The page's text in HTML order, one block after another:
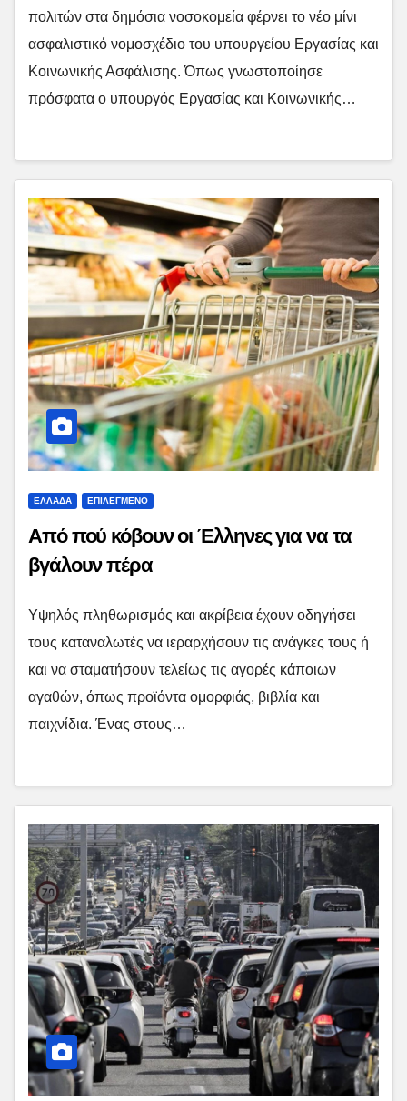
πολιτών στα δημόσια νοσοκομεία φέρνει το νέο μίνι
ασφαλιστικό νομοσχέδιο του υπουργείου Εργασίας και
Κοινωνικής Ασφάλισης. Όπως γνωστοποίησε
πρόσφατα ο υπουργός Εργασίας και Κοινωνικής…
ΕΛΛΑΔΑ ΕΠΙΛΕΓΜΕΝΟ
Από πού κόβουν οι Έλληνες για να τα
βγάλουν πέρα
Υψηλός πληθωρισμός και ακρίβεια έχουν οδηγήσει
τους καταναλωτές να ιεραρχήσουν τις ανάγκες τους ή
και να σταματήσουν τελείως τις αγορές κάποιων
αγαθών, όπως προϊόντα ομορφιάς, βιβλία και
παιχνίδια. Ένας στους…